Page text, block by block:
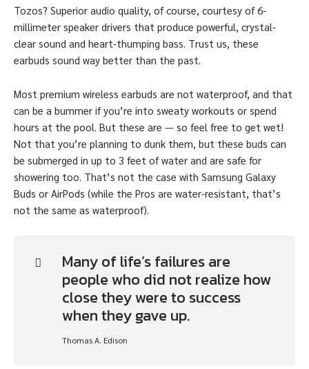
Tozos? Superior audio quality, of course, courtesy of 6-
millimeter speaker drivers that produce powerful, crystal-
clear sound and heart-thumping bass. Trust us, these
earbuds sound way better than the past.
Most premium wireless earbuds are not waterproof, and that
can be a bummer if you’re into sweaty workouts or spend
hours at the pool. But these are — so feel free to get wet!
Not that you’re planning to dunk them, but these buds can
be submerged in up to 3 feet of water and are safe for
showering too. That’s not the case with Samsung Galaxy
Buds or AirPods (while the Pros are water-resistant, that’s
not the same as waterproof).
Many of life’s failures are
people who did not realize how
close they were to success
when they gave up.
Thomas A. Edison